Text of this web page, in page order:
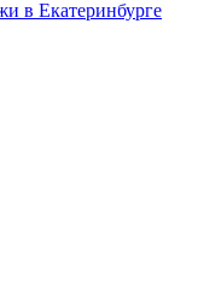
в Екатеринбурге